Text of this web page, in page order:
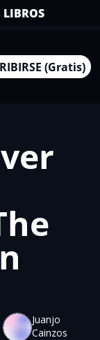
LIBROS
(Gratis)
Juanjo
Cainzos